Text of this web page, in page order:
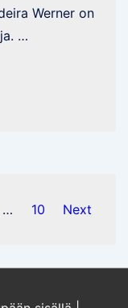
Werner on
…
… 10 Next